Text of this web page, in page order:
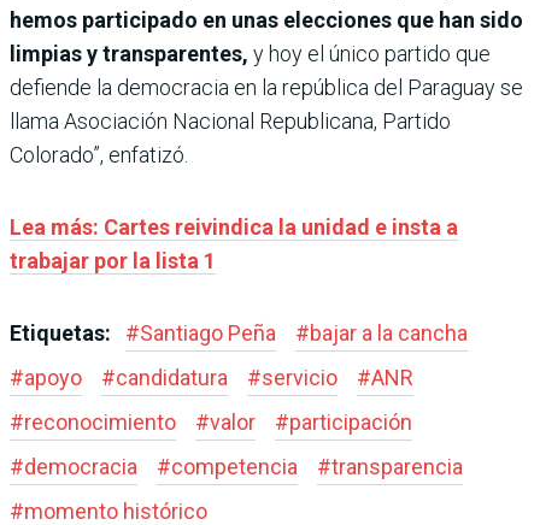
hemos participado en unas elecciones que han sido
limpias y transparentes, y hoy el único partido que
defiende la democracia en la república del Paraguay se
llama Asociación Nacional Republicana, Partido
Colorado”, enfatizó.
Lea más: Cartes reivindica la unidad e insta a
trabajar por la lista 1
Etiquetas: #Santiago Peña #bajar a la cancha
#apoyo #candidatura #servicio #ANR
#reconocimiento #valor #participación
#democracia #competencia #transparencia
#momento histórico